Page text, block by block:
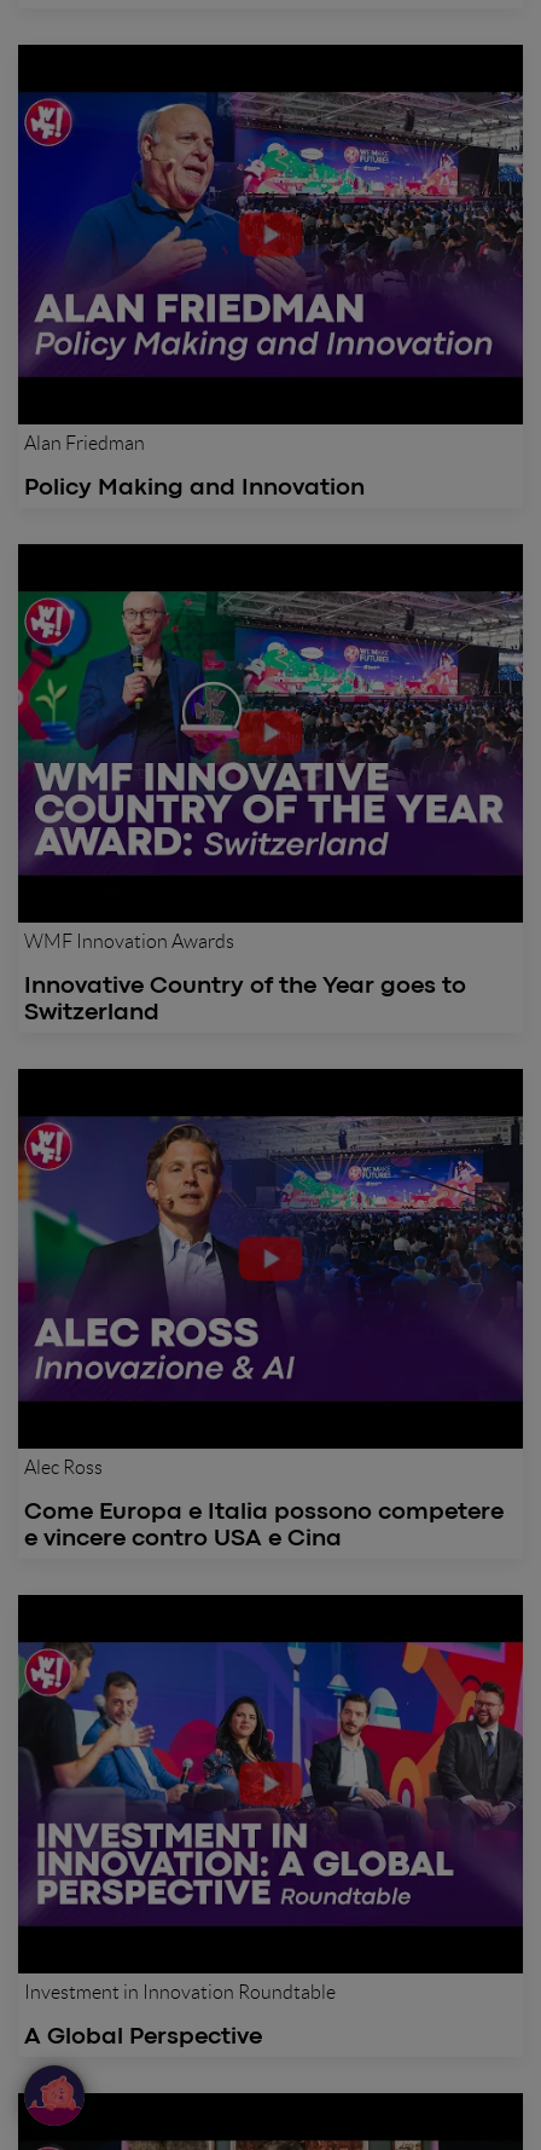
Alan Friedman
Policy Making and Innovation
WMF Innovation Awards
Innovative Country of the Year goes to
Switzerland
Alec Ross
Come Europa e Italia possono competere
e vincere contro USA e Cina
Investment in Innovation Roundtable
A Global Perspective